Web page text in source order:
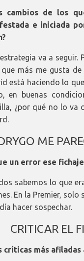
cambios de los
e iniciada
va a seguir.
que más me gusta
está haciendo lo
en buenas
¿por qué no lo va
ME
un error ese
sabemos lo que
En la Premier,
hacer sospechar.
CRITICAR EL
críticas más